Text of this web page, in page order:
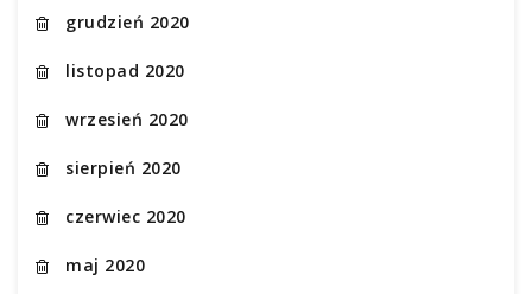
grudzień 2020
listopad 2020
wrzesień 2020
sierpień 2020
czerwiec 2020
maj 2020